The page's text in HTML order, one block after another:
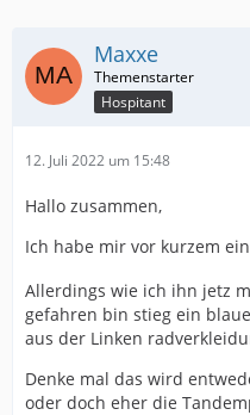
Maxxe
Hospitant
12. Juli 2022 um 15:48
Hallo zusammen,
Ich habe mir vor kurzem
Allerdings wie ich ihn jetz
gefahren bin stieg ein
aus der Linken
Denke mal das wird
oder doch eher die